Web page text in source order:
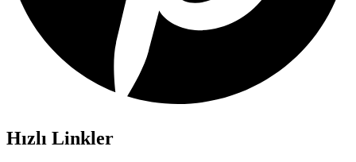
Hızlı Linkler